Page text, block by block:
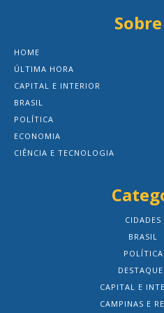
HOME
ÚLTIMA HORA
CAPITAL E INTERIOR
BRASIL
POLÍTICA
ECONOMIA
CIÊNCIA E TECNOLOGIA
CIDADES
BRASIL
POLÍTICA
CAPITAL E
CAMPINAS E